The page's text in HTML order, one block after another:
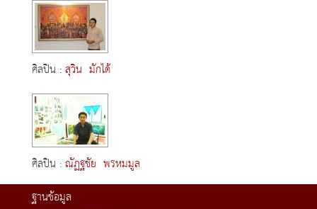
ศิลปิน :สุวิน มักได้
ศิลปิน :ณัฏฐชัย พรหมมูล
ฐานข้อมูล